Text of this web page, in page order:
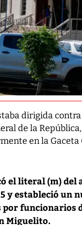
dirigida
de la
en la Gaceta
el literal (m) del
y estableció un
funcionarios
Miguelito.